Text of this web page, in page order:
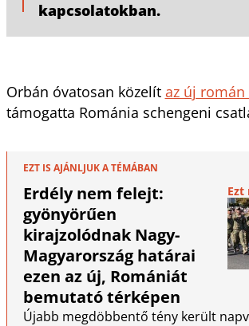
kapcsolatokban.
Orbán óvatosan közelít az új román
támogatta Románia schengeni
EZT IS AJÁNLJUK A TÉMÁBAN
Erdély nem felejt:
gyönyörűen
kirajzolódnak Nagy-
Magyarország határai
ezen az új, Romániát
bemutató térképen
Ezt
Újabb megdöbbentő tény került